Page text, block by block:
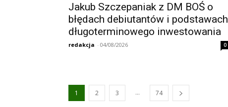
Jakub Szczepaniak z DM BOŚ o
błędach debiutantów i podstawach
długoterminowego inwestowania
redakcja - 04/08/2026 0
1 2 3 ... 74